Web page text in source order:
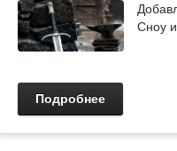
Сноу
Подробнее